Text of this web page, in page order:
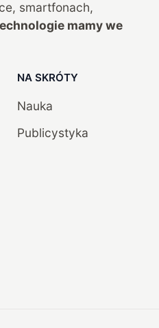
smartfonach,
mamy we
NA SKRÓTY
Nauka
Publicystyka